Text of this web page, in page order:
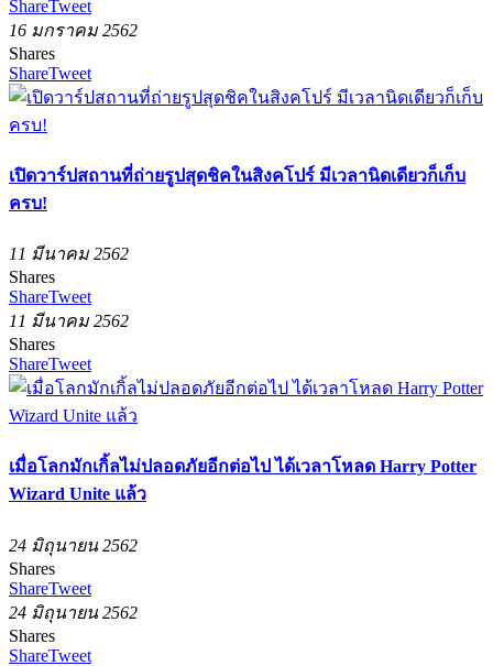
ShareTweet
16 มกราคม 2562
Shares
ShareTweet
เปิดวาร์ปสถานที่ถ่ายรูปสุดชิคในสิงคโปร์ มีเวลานิดเดียวก็เก็บ
ครบ!
11 มีนาคม 2562
Shares
ShareTweet
11 มีนาคม 2562
Shares
ShareTweet
เมื่อโลกมักเกิ้ลไม่ปลอดภัยอีกต่อไป ได้เวลาโหลด Harry Potter
Wizard Unite แล้ว
24 มิถุนายน 2562
Shares
ShareTweet
24 มิถุนายน 2562
Shares
ShareTweet